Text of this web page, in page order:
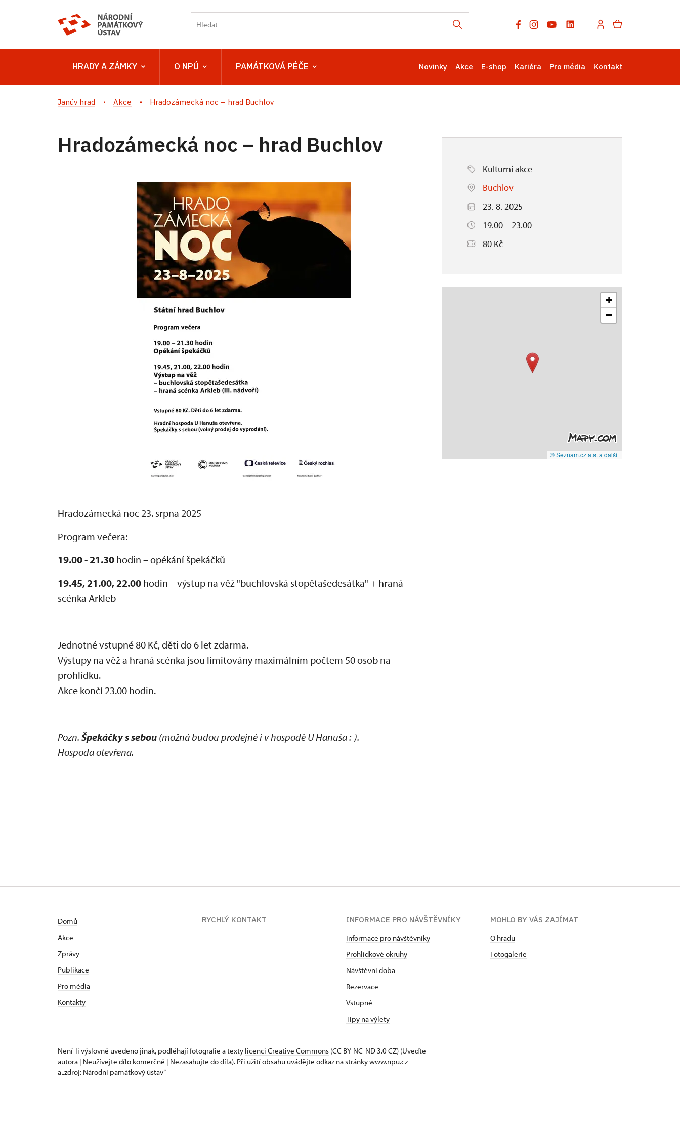
HRADY A ZÁMKY O NPÚ PAMÁTKOVÁ PÉČE Novinky Akce E-shop Kariéra Pro média Kontakt
Janův hrad Akce Hradozámecká noc – hrad Buchlov
Hradozámecká noc – hrad Buchlov
Hradozámecká noc 23. srpna 2025
Program večera:
19.00 - 21.30 hodin – opékání špekáčků
19.45, 21.00, 22.00 hodin – výstup na věž "buchlovská stopětašedesátka" + hraná
scénka Arkleb
Jednotné vstupné 80 Kč, děti do 6 let zdarma.
Výstupy na věž a hraná scénka jsou limitovány maximálním počtem 50 osob na
prohlídku.
Akce končí 23.00 hodin.
Pozn. Špekáčky s sebou (možná budou prodejné i v hospodě U Hanuša :-).
Hospoda otevřena.
Kulturní akce
Buchlov
23. 8. 2025
19.00 – 23.00
80 Kč
+
−
© Seznam.cz a.s. a další
Domů
Akce
Zprávy
Publikace
Pro média
Kontakty
RYCHLÝ KONTAKT
INFORMACE PRO NÁVŠTĚVNÍKY
Informace pro návštěvníky
Prohlídkové okruhy
Návštěvní doba
Rezervace
Vstupné
Tipy na výlety
MOHLO BY VÁS ZAJÍMAT
O hradu
Fotogalerie
Není-li výslovně uvedeno jinak, podléhají fotografie a texty licenci Creative Commons (CC BY-NC-ND 3.0 CZ) (Uveďte
autora | Neužívejte dílo komerčně | Nezasahujte do díla). Při užití obsahu uvádějte odkaz na stránky www.npu.cz
a „zdroj: Národní památkový ústav“